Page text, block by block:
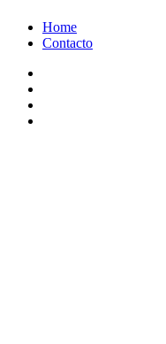
Home
Contacto